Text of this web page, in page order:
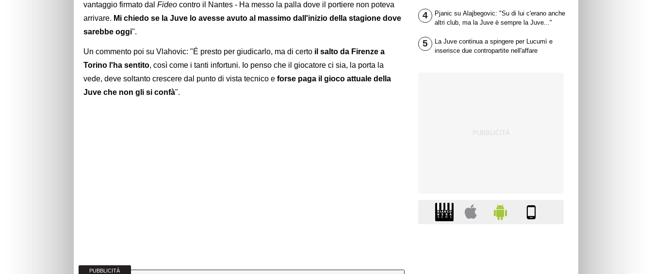
vantaggio firmato dal Fideo contro il Nantes - Ha messo la palla dove il portiere non poteva
arrivare. Mi chiedo se la Juve lo avesse avuto al massimo dall'inizio della stagione dove
sarebbe oggi".
Un commento poi su Vlahovic: "É presto per giudicarlo, ma di certo il salto da Firenze a
Torino l'ha sentito, così come i tanti infortuni. Io penso che il giocatore ci sia, la porta la
vede, deve soltanto crescere dal punto di vista tecnico e forse paga il gioco attuale della
Juve che non gli si confà".
PUBBLICITÀ
4
Pjanic su Alajbegovic: "Su di lui c'erano anche
altri club, ma la Juve è sempre la Juve..."
5
La Juve continua a spingere per Lucumì e
inserisce due contropartite nell'affare